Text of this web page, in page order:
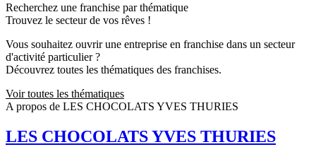
Recherchez une franchise par thématique
Trouvez le secteur de vos rêves !
Vous souhaitez ouvrir une entreprise en franchise dans un secteur
d'activité particulier ?
Découvrez toutes les thématiques des franchises.
Voir toutes les thématiques
A propos de LES CHOCOLATS YVES THURIES
LES CHOCOLATS YVES THURIES